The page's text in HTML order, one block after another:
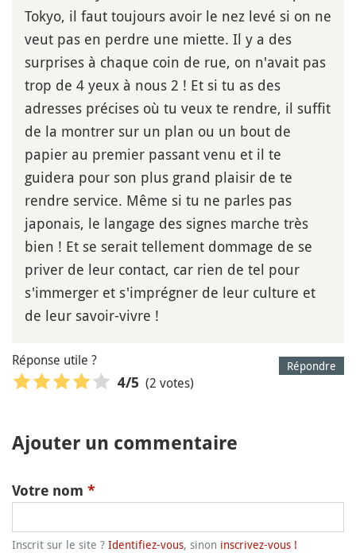
Tokyo, il faut toujours avoir le nez levé si on ne
veut pas en perdre une miette. Il y a des
surprises à chaque coin de rue, on n'avait pas
trop de 4 yeux à nous 2 ! Et si tu as des
adresses précises où tu veux te rendre, il suffit
de la montrer sur un plan ou un bout de
papier au premier passant venu et il te
guidera pour son plus grand plaisir de te
rendre service. Même si tu ne parles pas
japonais, le langage des signes marche très
bien ! Et se serait tellement dommage de se
priver de leur contact, car rien de tel pour
s'immerger et s'imprégner de leur culture et
de leur savoir-vivre !
Répondre
Réponse utile ?
4/5 (2 votes)
Ajouter un commentaire
Votre nom *
Inscrit sur le site ? Identifiez-vous, sinon inscrivez-vous !